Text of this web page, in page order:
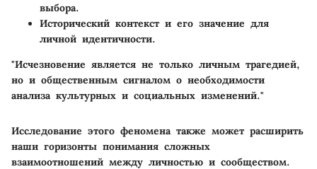
выбора.
Исторический контекст и его значение для
личной идентичности.
"Исчезновение является не только личным трагедией,
но и общественным сигналом о необходимости
анализа культурных и социальных изменений."
Исследование этого феномена также может расширить
наши горизонты понимания сложных
взаимоотношений между личностью и сообществом.